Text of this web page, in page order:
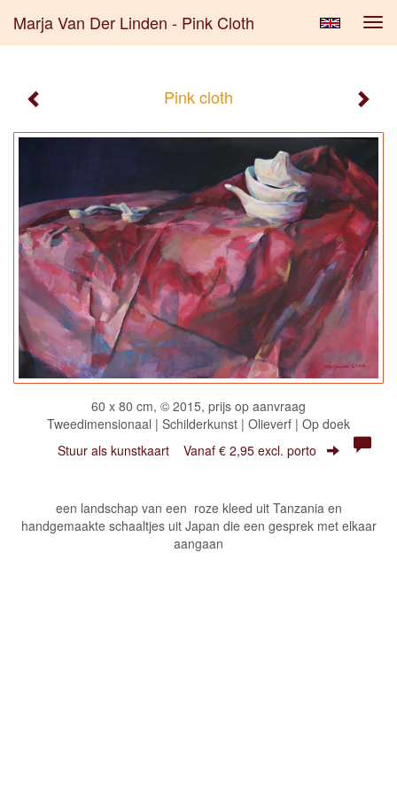
Marja Van Der Linden - Pink Cloth
Pink cloth
60 x 80 cm, © 2015, prijs op aanvraag
Tweedimensionaal | Schilderkunst | Olieverf | Op doek
Stuur als kunstkaart Vanaf € 2,95 excl. porto
een landschap van een roze kleed uit Tanzania en
handgemaakte schaaltjes uit Japan die een gesprek met elkaar
aangaan